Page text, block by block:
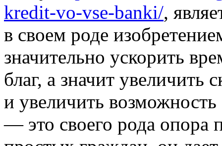
kredit-vo-vse-banki/,
в своем роде
значительно ускорить
благ, а значит увеличить
и увеличить
— это своего рода опора